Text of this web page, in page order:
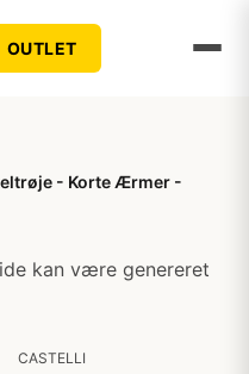
OUTLET
- Korte Ærmer -
kan være genereret
CASTELLI